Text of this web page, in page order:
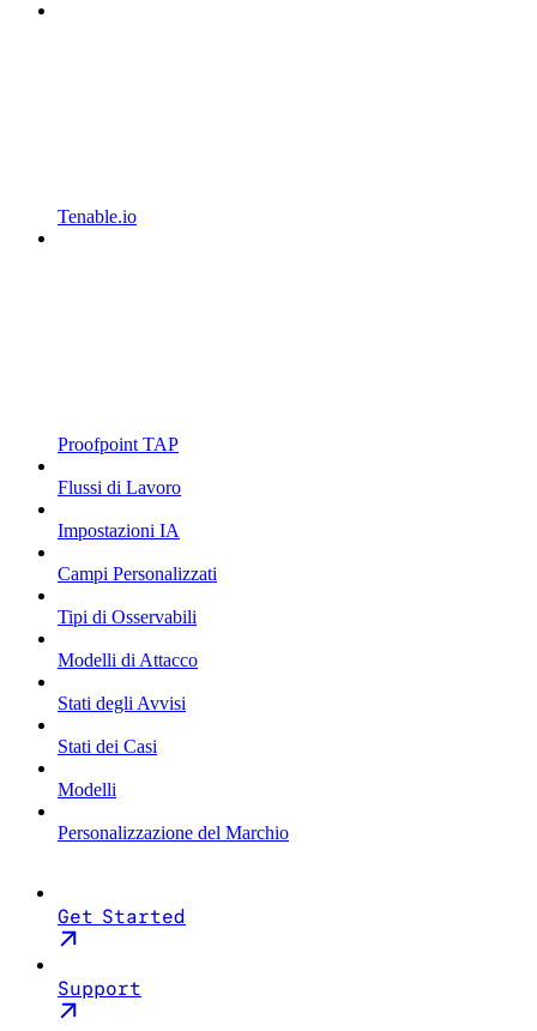
Tenable.io
Proofpoint TAP
Flussi di Lavoro
Impostazioni IA
Campi Personalizzati
Tipi di Osservabili
Modelli di Attacco
Stati degli Avvisi
Stati dei Casi
Modelli
Personalizzazione del Marchio
Get Started
Support